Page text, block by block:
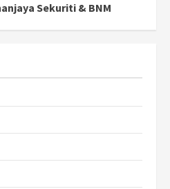
Sekuriti & BNM